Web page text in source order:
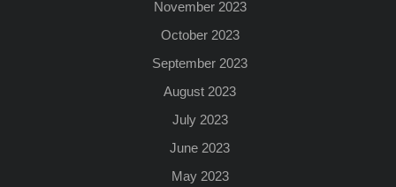
November 2023
October 2023
September 2023
August 2023
July 2023
June 2023
May 2023